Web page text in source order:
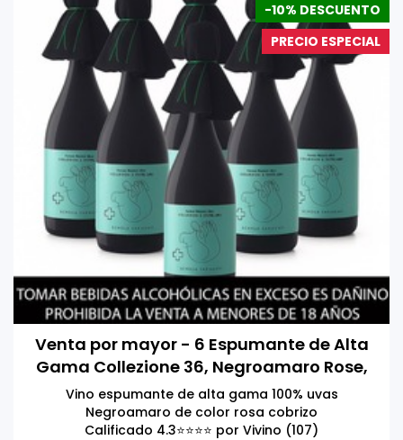
-10% DESCUENTO
PRECIO ESPECIAL
Venta por mayor - 6 Espumante de Alta
Gama Collezione 36, Negroamaro Rose,
Extra Seco, Schola Sarmenti, Salento
IGT, Italia 750ml
Vino espumante de alta gama 100% uvas
Negroamaro de color rosa cobrizo
Calificado 4.3⭐️⭐️⭐️⭐️ por Vivino (107)